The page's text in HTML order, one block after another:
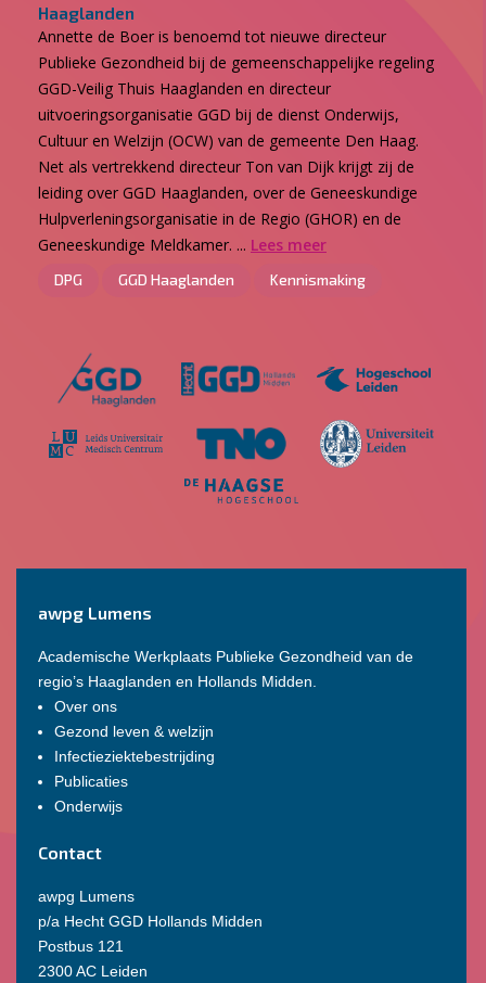
Haaglanden
Annette de Boer is benoemd tot nieuwe directeur
Publieke Gezondheid bij de gemeenschappelijke regeling
GGD-Veilig Thuis Haaglanden en directeur
uitvoeringsorganisatie GGD bij de dienst Onderwijs,
Cultuur en Welzijn (OCW) van de gemeente Den Haag.
Net als vertrekkend directeur Ton van Dijk krijgt zij de
leiding over GGD Haaglanden, over de Geneeskundige
Hulpverleningsorganisatie in de Regio (GHOR) en de
Geneeskundige Meldkamer. ... Lees meer
DPG GGD Haaglanden Kennismaking
awpg Lumens
Academische Werkplaats Publieke Gezondheid van de
regio’s Haaglanden en Hollands Midden.
Over ons
Gezond leven & welzijn
Infectieziektebestrijding
Publicaties
Onderwijs
Contact
awpg Lumens
p/a Hecht GGD Hollands Midden
Postbus 121
2300 AC Leiden